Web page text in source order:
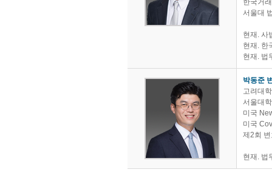
한국거
서울대
현재. 사
현재. 한
현재. 법
박동준
고려대
서울대
미국
미국
제2회
현재. 법